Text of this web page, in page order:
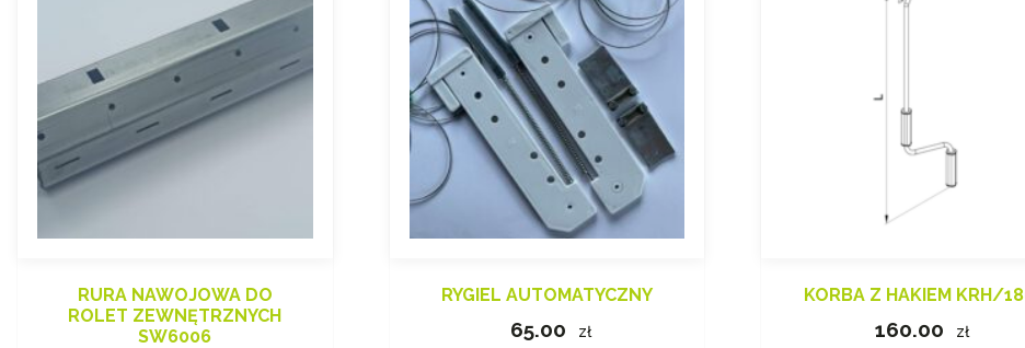
RURA NAWOJOWA DO
ROLET ZEWNĘTRZNYCH
SW6006
RYGIEL AUTOMATYCZNY
65.00 zł
KORBA Z HAKIEM KRH/
160.00 zł